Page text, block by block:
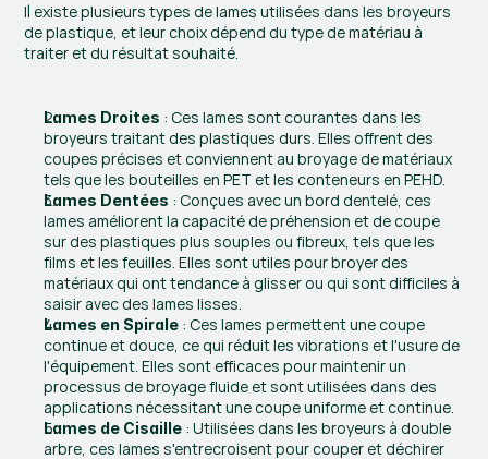
Il existe plusieurs types de lames utilisées dans les broyeurs
de plastique, et leur choix dépend du type de matériau à
traiter et du résultat souhaité.
Lames Droites : Ces lames sont courantes dans les
broyeurs traitant des plastiques durs. Elles offrent des
coupes précises et conviennent au broyage de matériaux
tels que les bouteilles en PET et les conteneurs en PEHD.
Lames Dentées : Conçues avec un bord dentelé, ces
lames améliorent la capacité de préhension et de coupe
sur des plastiques plus souples ou fibreux, tels que les
films et les feuilles. Elles sont utiles pour broyer des
matériaux qui ont tendance à glisser ou qui sont difficiles à
saisir avec des lames lisses.
Lames en Spirale : Ces lames permettent une coupe
continue et douce, ce qui réduit les vibrations et l'usure de
l'équipement. Elles sont efficaces pour maintenir un
processus de broyage fluide et sont utilisées dans des
applications nécessitant une coupe uniforme et continue.
Lames de Cisaille : Utilisées dans les broyeurs à double
arbre, ces lames s'entrecroisent pour couper et déchirer